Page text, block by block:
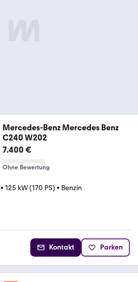
Mercedes-Benz Mercedes Benz
C240 W202
7.400 €
Ohne Bewertung
• 125 kW (170 PS) • Benzin
Kontakt Parken